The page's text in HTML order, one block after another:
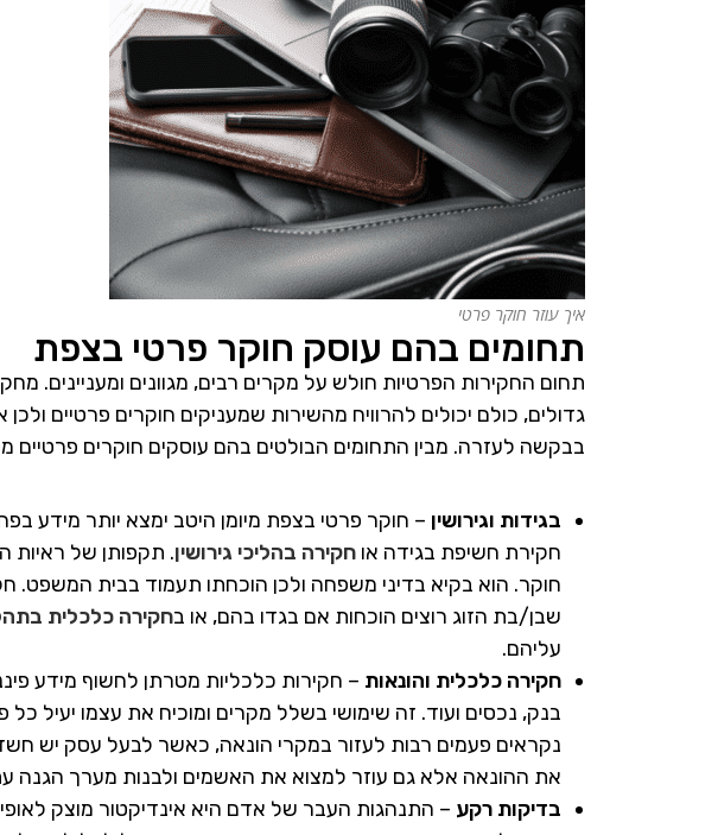
איך עוזר חוקר פרטי
תחומים בהם עוסק חוקר פרטי בצפת
תחום החקירות הפרטיות חולש על מקרים רבים, מגוונים ומעניינים.
גדולים, כולם יכולים להרוויח מהשירות שמעניקים חוקרים פרטיים
בבקשה לעזרה. מבין התחומים הבולטים בהם עוסקים חוקרים פרטיים
בגידות וגירושין – חוקר פרטי בצפת מיומן היטב ימצא יותר מידע
חקירת חשיפת בגידה או חקירה בהליכי גירושין. תקפותן של ראיות
חוקר. הוא בקיא בדיני משפחה ולכן הוכחתו תעמוד בבית המשפט.
שבן/בת הזוג רוצים הוכחות אם בגדו בהם, או בחקירה כלכלית
עליהם.
חקירה כלכלית והונאות – חקירות כלכליות מטרתן לחשוף מידע
בנק, נכסים ועוד. זה שימושי בשלל מקרים ומוכיח את עצמו יעיל
נקראים פעמים רבות לעזור במקרי הונאה, כאשר לבעל עסק יש
את ההונאה אלא גם עוזר למצוא את האשמים ולבנות מערך הגנה
בדיקות רקע – התנהגות העבר של אדם היא אינדיקטור מוצק